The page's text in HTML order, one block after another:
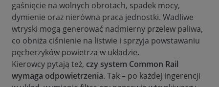
gaśnięcie na wolnych obrotach, spadek mocy,
dymienie oraz nierówna praca jednostki. Wadliwe
wtryski mogą generować nadmierny przelew paliwa,
co obniża ciśnienie na listwie i sprzyja powstawaniu
pęcherzyków powietrza w układzie.
Kierowcy pytają też, czy system Common Rail
wymaga odpowietrzenia. Tak – po każdej ingerencji